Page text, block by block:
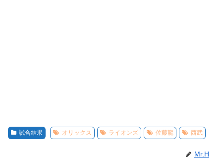
試合結果 オリックス ライオンズ 佐藤龍 西武
Mr.H